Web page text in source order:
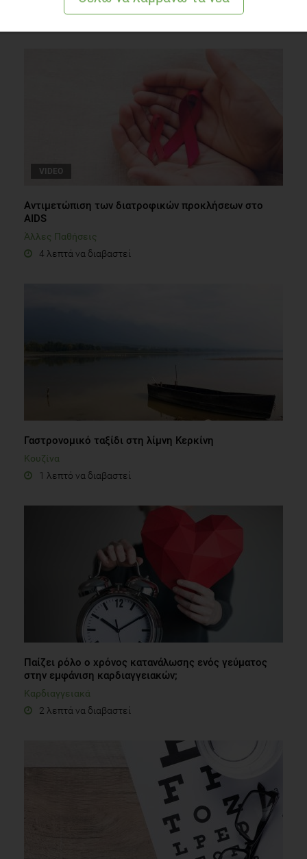
2 λεπτά να διαβαστεί
VIDEO
Αντιμετώπιση των διατροφικών προκλήσεων στο
AIDS
Άλλες Παθήσεις
4 λεπτά να διαβαστεί
Γαστρονομικό ταξίδι στη λίμνη Κερκίνη
Κουζίνα
1 λεπτό να διαβαστεί
Παίζει ρόλο ο χρόνος κατανάλωσης ενός γεύματος
στην εμφάνιση καρδιαγγειακών;
Καρδιαγγειακά
2 λεπτά να διαβαστεί